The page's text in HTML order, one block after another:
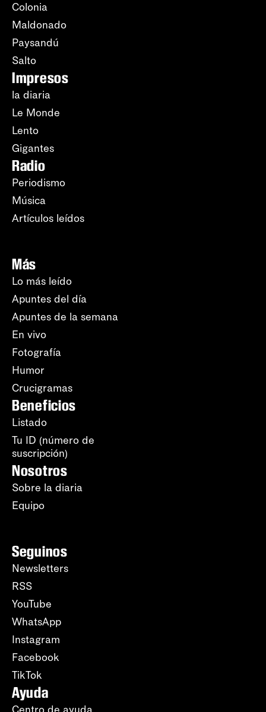
Colonia
Maldonado
Paysandú
Salto
Impresos
la diaria
Le Monde
Lento
Gigantes
Radio
Periodismo
Música
Artículos leídos
Más
Lo más leído
Apuntes del día
Apuntes de la semana
En vivo
Fotografía
Humor
Crucigramas
Beneficios
Listado
Tu ID (número de
suscripción)
Nosotros
Sobre la diaria
Equipo
Seguinos
Newsletters
RSS
YouTube
WhatsApp
Instagram
Facebook
TikTok
Ayuda